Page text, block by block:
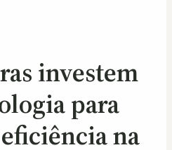
investem
para
na